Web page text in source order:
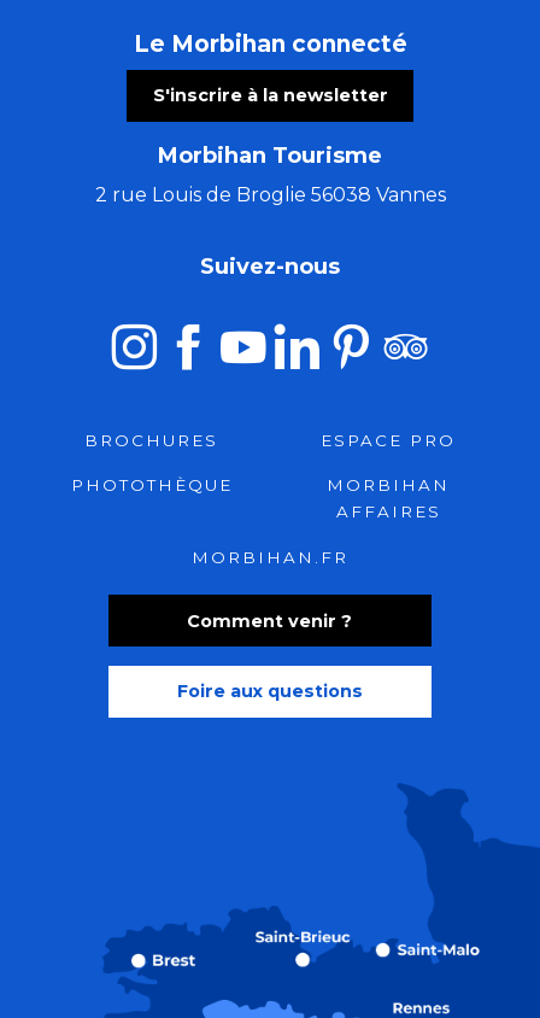
Les patrimoines de l'été : La chapelle Saint-Yves
Jeudis de l'été : Concert duo Tue-têt - reprises
Atelier parure préhistorique
Sortie nature : Peinture végétale
Visite commentée de l'exposition temporaire
Les Virtuoses de Chambre de Cologne
Le Morbihan connecté
S'inscrire à la newsletter
Morbihan Tourisme
2 rue Louis de Broglie 56038 Vannes
Comment venir ?
Foire aux questions
Suivez-nous
BROCHURES ESPACE PRO
PHOTOTHÈQUE
MORBIHAN
AFFAIRES
MORBIHAN.FR